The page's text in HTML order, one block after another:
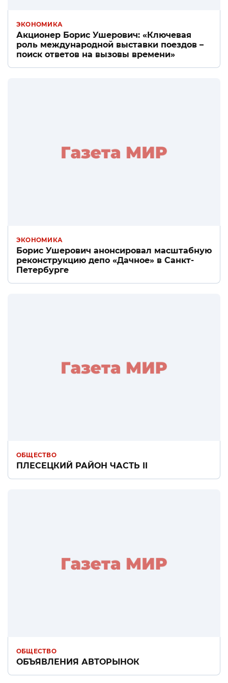
ЭКОНОМИКА
Акционер Борис Ушерович: «Ключевая
роль международной выставки поездов –
поиск ответов на вызовы времени»
ЭКОНОМИКА
Борис Ушерович анонсировал масштабную
реконструкцию депо «Дачное» в Санкт-
Петербурге
ОБЩЕСТВО
ПЛЕСЕЦКИЙ РАЙОН ЧАСТЬ II
ОБЩЕСТВО
ОБЪЯВЛЕНИЯ АВТОРЫНОК